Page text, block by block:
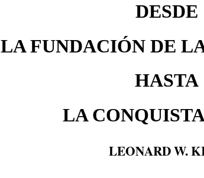
DESDE
LA FUNDACIÓN DE
HASTA
LA
LEONARD W.